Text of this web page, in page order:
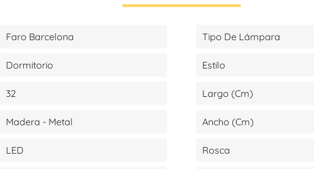
Faro Barcelona Tipo De Lámpara
Dormitorio Estilo
32 Largo (cm)
Madera - Metal Ancho (cm)
LED Rosca